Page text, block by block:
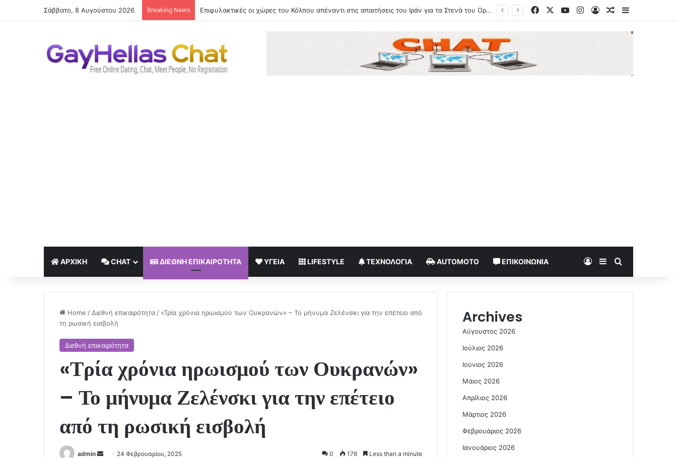
Σάββατο, 8 Αυγούστου 2026 Breaking News Οραματίζομαι μια Ελλάδα όπου οι Αφροέλληνες θα είναι συνηθισμένη εικόνα FacebookYouTubeInstagram
Log InRandom Article
Sidebar
ΑΡΧΙΚΉ CHAT ΔΙΕΘΝΉ ΕΠΙΚΑΙΡΌΤΗΤΑ ΥΓΕΊΑ LIFESTYLE ΤΕΧΝΟΛΟΓΊΑ AUTOMOTO ΕΠΙΚΟΙΝΩΝΊΑ Log InSidebar
Home / Διεθνή επικαιρότητα / «Τρία χρόνια ηρωισμού των Ουκρανών» – Το μήνυμα Ζελένσκι για την επέτειο από
τη ρωσική εισβολή
Διεθνή επικαιρότητα
«Τρία χρόνια ηρωισμού των Ουκρανών»
– Το μήνυμα Ζελένσκι για την επέτειο
από τη ρωσική εισβολή
admin
Send 24 Φεβρουαρίου, 2025 0 176 Less than a minute
Archives
Αύγουστος 2026
Ιούλιος 2026
Ιούνιος 2026
Μάιος 2026
Απρίλιος 2026
Μάρτιος 2026
Φεβρουάριος 2026
Ιανουάριος 2026